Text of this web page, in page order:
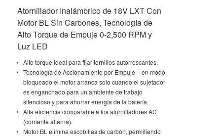
Atornillador Inalámbrico de 18V LXT Con
Motor BL Sin Carbones, Tecnología de
Alto Torque de Empuje 0-2,500 RPM y
Luz LED
Alto torque ideal para fijar tornillos autorroscantes.
Tecnología de Accionamiento por Empuje – en modo
bloqueado el motor arranca solo cuando el sujetador
es enganchado para un ambiente de trabajo
silencioso y para ahorrar energía de la batería.
Alta eficiencia comparable a los atornilladores AC
(corriente alterna).
Motor BL elimina escobillas de carbón, permitiendo